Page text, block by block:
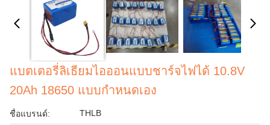
แบตเตอรี่ลิเธียมไอออนแบบชาร์จไฟได้ 10.8V
20Ah 18650 แบบกำหนดเอง
ชื่อแบรนด์: THLB